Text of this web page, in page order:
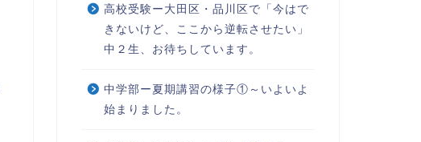
高校受験ー大田区・品川区で「今はで
きないけど、ここから逆転させたい」
中２生、お待ちしています。
中学部ー夏期講習の様子①～いよいよ
始まりました。